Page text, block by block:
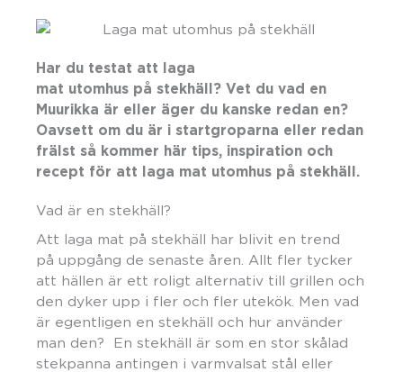
Har du testat att laga
mat utomhus på stekhäll? Vet du vad en
Muurikka är eller äger du kanske redan en?
Oavsett om du är i startgroparna eller redan
frälst så kommer här tips, inspiration och
recept för att laga mat utomhus på stekhäll.
Vad är en stekhäll?
Att laga mat på stekhäll har blivit en trend
på uppgång de senaste åren. Allt fler tycker
att hällen är ett roligt alternativ till grillen och
den dyker upp i fler och fler utekök. Men vad
är egentligen en stekhäll och hur använder
man den? En stekhäll är som en stor skålad
stekpanna antingen i varmvalsat stål eller